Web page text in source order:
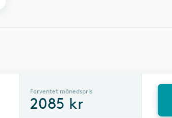
Forventet månedspris
2085 kr